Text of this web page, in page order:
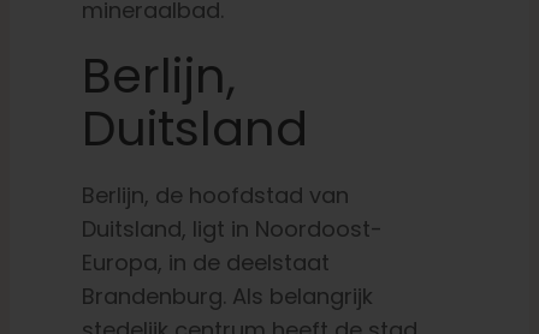
mineraalbad.
Berlijn,
Duitsland
Berlijn, de hoofdstad van
Duitsland, ligt in Noordoost-
Europa, in de deelstaat
Brandenburg. Als belangrijk